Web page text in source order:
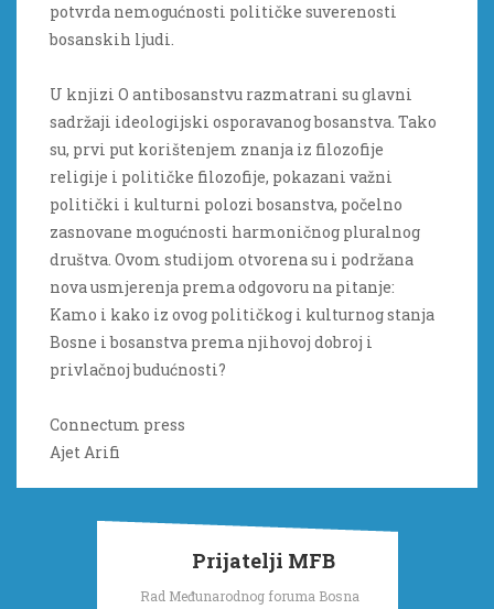
potvrda nemogućnosti političke suverenosti
bosanskih ljudi.
U knjizi O antibosanstvu razmatrani su glavni
sadržaji ideologijski osporavanog bosanstva. Tako
su, prvi put korištenjem znanja iz filozofije
religije i političke filozofije, pokazani važni
politički i kulturni polozi bosanstva, počelno
zasnovane mogućnosti harmoničnog pluralnog
društva. Ovom studijom otvorena su i podržana
nova usmjerenja prema odgovoru na pitanje:
Kamo i kako iz ovog političkog i kulturnog stanja
Bosne i bosanstva prema njihovoj dobroj i
privlačnoj budućnosti?
Connectum press
Ajet Arifi
Prijatelji MFB
Rad Međunarodnog foruma Bosna